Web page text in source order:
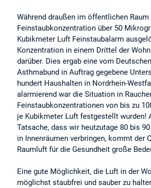
Während draußen im öffentlichen Raum
Feinstaubkonzentration über 50
Kubikmeter Luft Feinstaubalarm
Konzentration in einem Drittel der
darüber. Dies ergab eine vom
Asthmabund in Auftrag gegebene
hundert Haushalten in Nordrhein-
alarmierend war die Situation in
Feinstaubkonzentrationen von bis zu
je Kubikmeter Luft festgestellt wurden!
Tatsache, dass wir heutzutage 80 bis
in Innenräumen verbringen, kommt der
Raumluft für die Gesundheit große
Eine gute Möglichkeit, die Luft in der
möglichst staubfrei und sauber zu